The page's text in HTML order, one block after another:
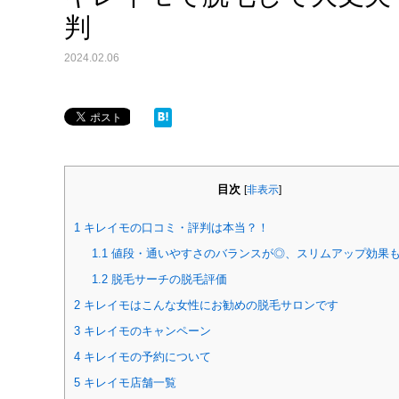
判
2024.02.06
目次 [非表示]
1 キレイモの口コミ・評判は本当？！
1.1値段・通いやすさのバランスが◎、スリムアップ効果
1.2脱毛サーチの脱毛評価
2 キレイモはこんな女性にお勧めの脱毛サロンです
3 キレイモのキャンペーン
4 キレイモの予約について
5 キレイモ店舗一覧